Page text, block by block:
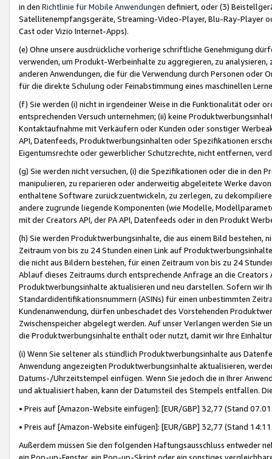
in den Richtlinie für Mobile Anwendungen definiert, oder (3)
Satellitenempfangsgeräte, Streaming-Video-Player, Blu-Ray-Player
Cast oder Vizio Internet-Apps).
(e) Ohne unsere ausdrückliche vorherige schriftliche Genehmigung
verwenden, um Produkt-Werbeinhalte zu aggregieren, zu
anderen Anwendungen, die für die Verwendung durch Personen
für die direkte Schulung oder Feinabstimmung eines maschinellen
(f) Sie werden (i) nicht in irgendeiner Weise in die Funktionalität oder
entsprechenden Versuch unternehmen; (ii) keine
Kontaktaufnahme mit Verkäufern oder Kunden oder sonstiger
API, Datenfeeds, Produktwerbungsinhalten oder Spezifikationen
Eigentumsrechte oder gewerblicher Schutzrechte, nicht entfernen,
(g) Sie werden nicht versuchen, (i) die Spezifikationen oder die in
manipulieren, zu reparieren oder anderweitig abgeleitete Werke
enthaltene Software zurückzuentwickeln, zu zerlegen, zu
andere zugrunde liegende Komponenten (wie Modelle,
mit der Creators API, der PA API, Datenfeeds oder in den Produkt
(h) Sie werden Produktwerbungsinhalte, die aus einem Bild bestehen,
Zeitraum von bis zu 24 Stunden einen Link auf
die nicht aus Bildern bestehen, für einen Zeitraum von bis zu 24
Ablauf dieses Zeitraums durch entsprechende Anfrage an die
Produktwerbungsinhalte aktualisieren und neu darstellen. Sofern wir
Standardidentifikationsnummern (ASINs) für einen unbestimmten
Kundenanwendung, dürfen unbeschadet des Vorstehenden
Zwischenspeicher abgelegt werden. Auf unser Verlangen werden Sie
die Produktwerbungsinhalte enthält oder nutzt, damit wir Ihre
(i) Wenn Sie seltener als stündlich Produktwerbungsinhalte aus
Anwendung angezeigten Produktwerbungsinhalte aktualisieren,
Datums-/Uhrzeitstempel einfügen. Wenn Sie jedoch die in Ihrer
und aktualisiert haben, kann der Datumsteil des Stempels entfallen.
• Preis auf [Amazon-Website einfügen]: [EUR/GBP] 32,77 (Stand
• Preis auf [Amazon-Website einfügen]: [EUR/GBP] 32,77 (Stand
Außerdem müssen Sie den folgenden Haftungsausschluss entweder
ein Pop-up-Fenster, ein Pop-up-Skript oder ein sonstiges